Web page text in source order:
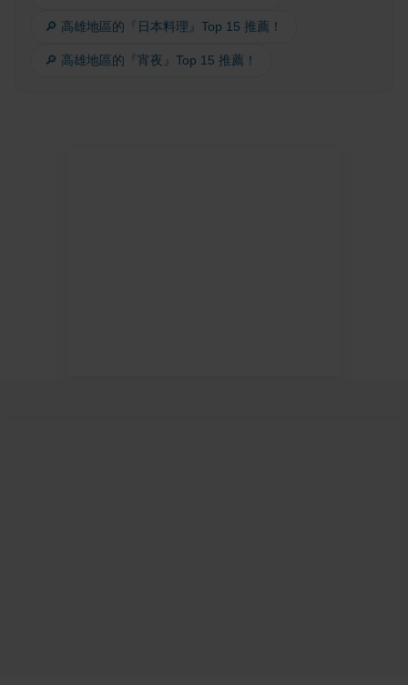
🔎 高雄地區的『日本料理』Top 15 推薦！
🔎 高雄地區的『宵夜』Top 15 推薦！